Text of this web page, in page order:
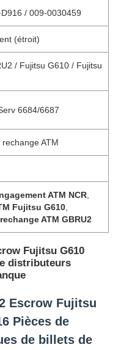
/ 009-0030459
(étroit)
/ Fujitsu G610 / Fujitsu
6684/6687
rechange ATM
ATM NCR
Fujitsu G610
ATM GBRU2
Fujitsu G610
distributeurs
Escrow Fujitsu
Pièces de
de billets de